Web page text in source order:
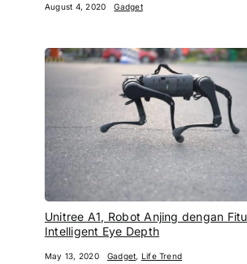
August 4, 2020 Gadget
Unitree A1, Robot Anjing dengan
Intelligent Eye Depth
May 13, 2020 Gadget, Life Trend